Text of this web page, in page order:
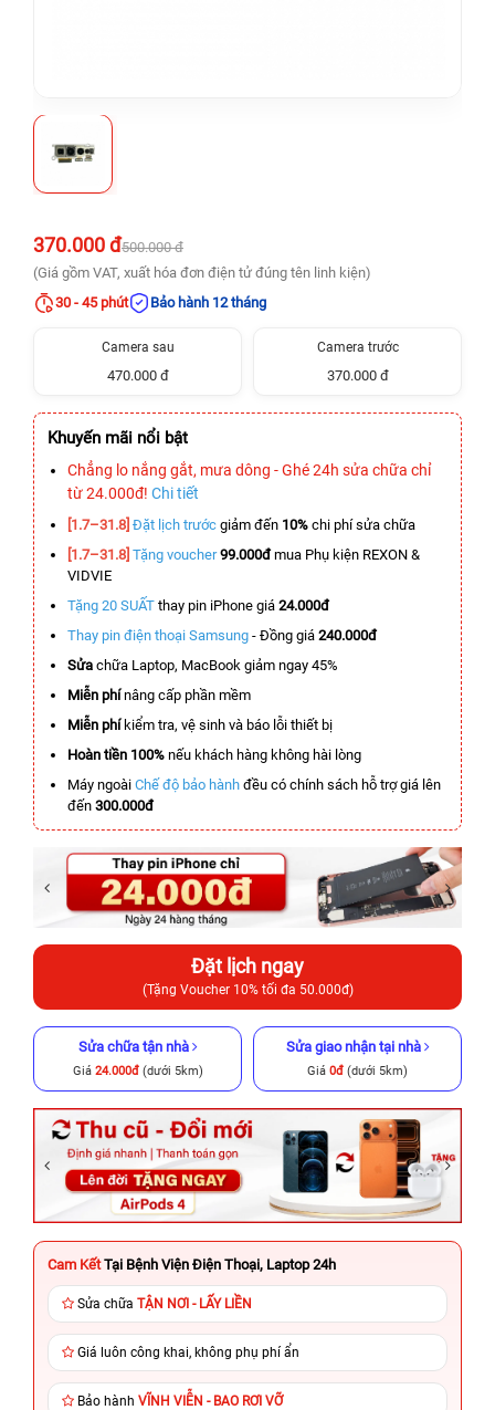
370.000 đ500.000 đ
(Giá gồm VAT, xuất hóa đơn điện tử đúng tên linh kiện)
30 - 45 phút
Bảo hành 12 tháng
Camera sau
470.000 đ
Camera trước
370.000 đ
Khuyến mãi nổi bật
Chẳng lo nắng gắt, mưa dông - Ghé 24h sửa chữa chỉ
từ 24.000đ! Chi tiết
[1.7–31.8] Đặt lịch trước giảm đến 10% chi phí sửa chữa
[1.7–31.8] Tặng voucher 99.000đmua Phụ kiện REXON &
VIDVIE
Tặng 20 SUẤT thay pin iPhone giá 24.000đ
Thay pin điện thoại Samsung - Đồng giá 240.000đ
Sửa chữa Laptop, MacBook giảm ngay 45%
Miễn phínâng cấp phần mềm
Miễn phíkiểm tra, vệ sinh và báo lỗi thiết bị
Hoàn tiền 100% nếu khách hàng không hài lòng
Máy ngoài Chế độ bảo hành đều có chính sách hỗ trợ giá lên
đến 300.000đ
Đặt lịch ngay
(Tặng Voucher 10% tối đa 50.000đ)
Sửa chữa tận nhà
Giá 24.000đ(dưới 5km)
Sửa giao nhận tại nhà
Giá 0đ (dưới 5km)
Cam Kết Tại Bệnh Viện Điện Thoại, Laptop 24h
Sửa chữa TẬN NƠI - LẤY LIỀN
Giá luôn công khai, không phụ phí ẩn
Bảo hành VĨNH VIỄN - BAO RƠI VỠ